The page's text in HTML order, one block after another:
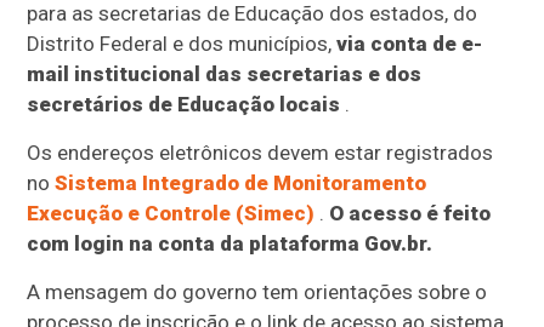
para as secretarias de Educação dos estados, do
Distrito Federal e dos municípios,via conta de e-
mail institucional das secretarias e dos
secretários de Educação locais .
Os endereços eletrônicos devem estar registrados
noSistema Integrado de Monitoramento
Execução e Controle (Simec) . O acesso é feito
com login na conta da plataforma Gov.br.
A mensagem do governo tem orientações sobre o